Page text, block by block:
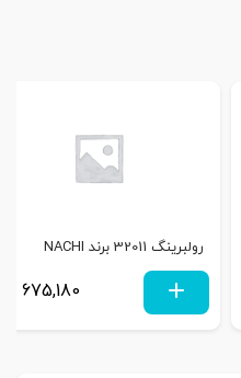
رولبرینگ 32011 برند NACHI
675,180